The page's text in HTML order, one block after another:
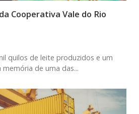
Cooperativa Vale do Rio
quilos de leite produzidos e um
de uma das...